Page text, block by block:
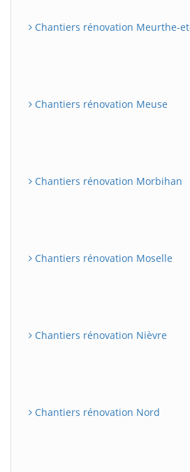
Chantiers rénovation Meurthe-
Chantiers rénovation Meuse
Chantiers rénovation Morbihan
Chantiers rénovation Moselle
Chantiers rénovation Nièvre
Chantiers rénovation Nord